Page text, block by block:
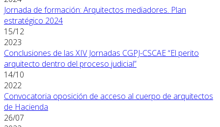
Jornada de formación: Arquitectos mediadores. Plan
estratégico 2024
15/12
2023
Conclusiones de las XIV Jornadas CGPJ-CSCAE “El perito
arquitecto dentro del proceso judicial”
14/10
2022
Convocatoria oposición de acceso al cuerpo de arquitectos
de Hacienda
26/07